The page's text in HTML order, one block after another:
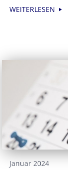
WEITERLESEN
Januar 2024